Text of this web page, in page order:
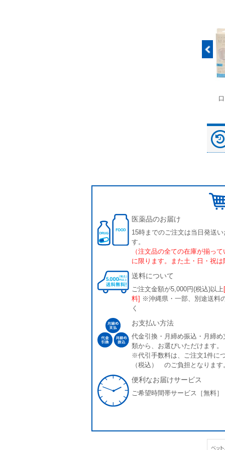
医薬品のお届け
15時までのご注文は当日発送
す。
（注文品の全ての在庫が揃っ
に限ります。また土・日・祝は
送料について
ご注文金額が5,000円(税込)以上
料] ※沖縄県・一部、別途送料
く
お支払い方法
代金引換・月締め振込・月締め
類から、お選びいただけます。
※代引手数料は、ご注文1件に
（税込） のご負担となります
便利なお届けサービス
ご希望時間帯サービス［無料］